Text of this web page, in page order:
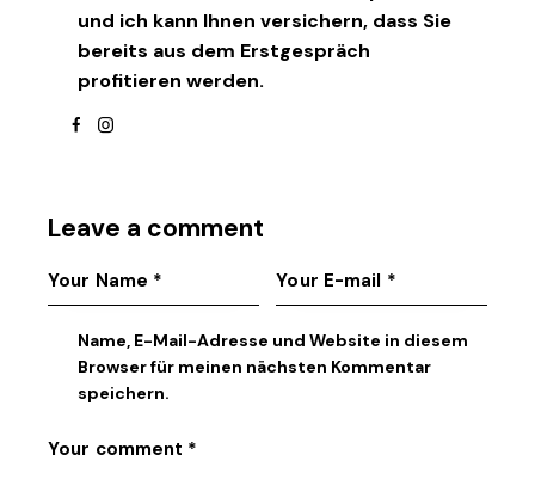
und ich kann Ihnen versichern, dass Sie
bereits aus dem Erstgespräch
profitieren werden.
facebook
instagram
Leave a comment
Name, E-Mail-Adresse und Website in diesem
Browser für meinen nächsten Kommentar
speichern.